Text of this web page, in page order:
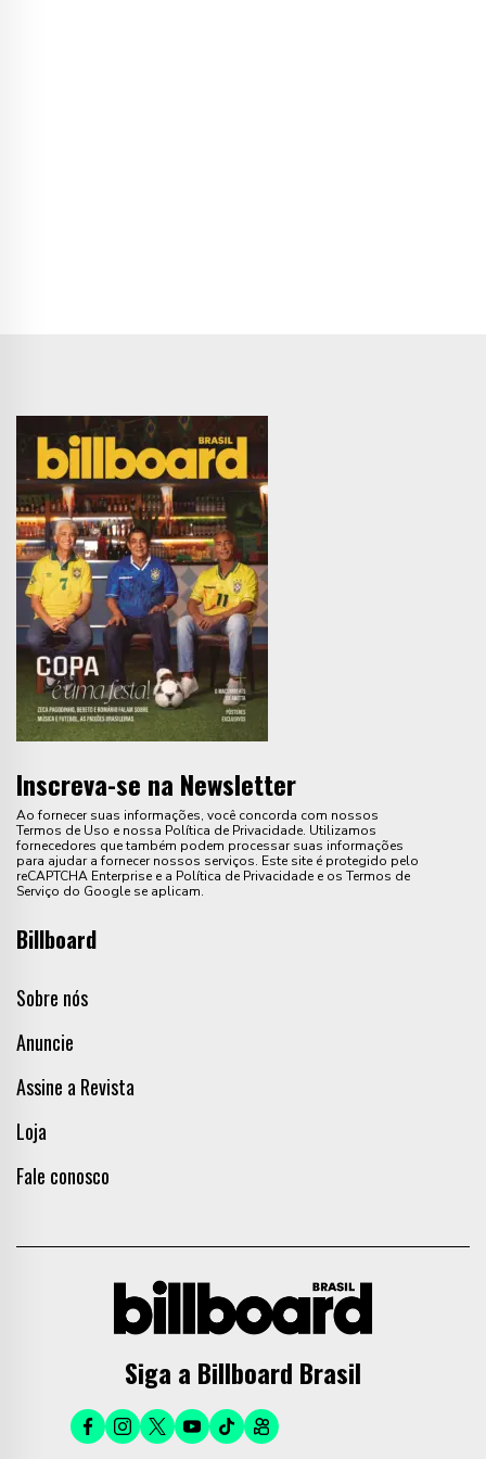
Inscreva-se na Newsletter
Ao fornecer suas informações, você concorda com nossos
Termos de Uso e nossa Política de Privacidade. Utilizamos
fornecedores que também podem processar suas informações
para ajudar a fornecer nossos serviços. Este site é protegido pelo
reCAPTCHA Enterprise e a Política de Privacidade e os Termos de
Serviço do Google se aplicam.
Billboard
Sobre nós
Anuncie
Assine a Revista
Loja
Fale conosco
Siga a Billboard Brasil